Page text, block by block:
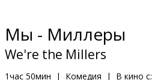
Клуб
Мы - Миллеры
We're the Millers
1час 50мин | Комедия | В кино с: